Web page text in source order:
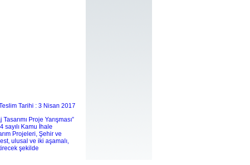
Tarihi : 3 Nisan 2017
Proje Yarışması”
sayılı Kamu İhale
Projeleri, Şehir ve
ulusal ve iki aşamalı,
şekilde